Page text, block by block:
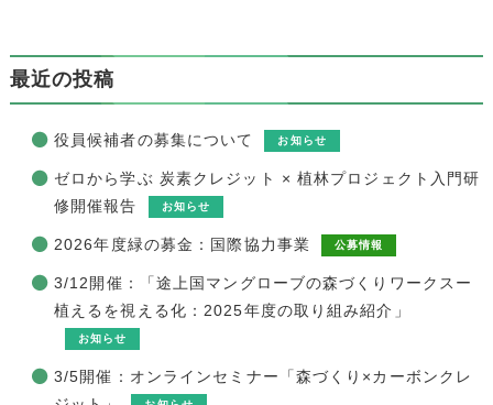
最近の投稿
役員候補者の募集について お知らせ
ゼロから学ぶ 炭素クレジット × 植林プロジェクト入門研
修開催報告
お知らせ
2026年度緑の募金：国際協力事業 公募情報
3/12開催：「途上国マングローブの森づくりワークスー
植えるを視える化：2025年度の取り組み紹介」
お知らせ
3/5開催：オンラインセミナー「森づくり×カーボンクレ